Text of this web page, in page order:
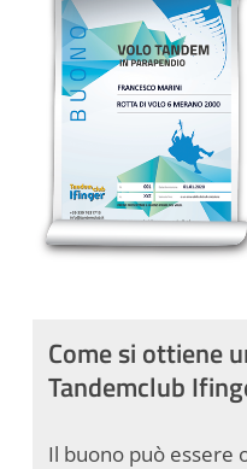
Come si ottiene
Tandemclub
Il buono può essere